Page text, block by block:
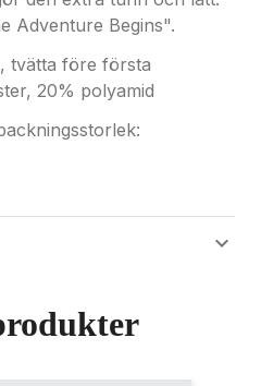
Adventure Begins".
tvätta före första
20% polyamid